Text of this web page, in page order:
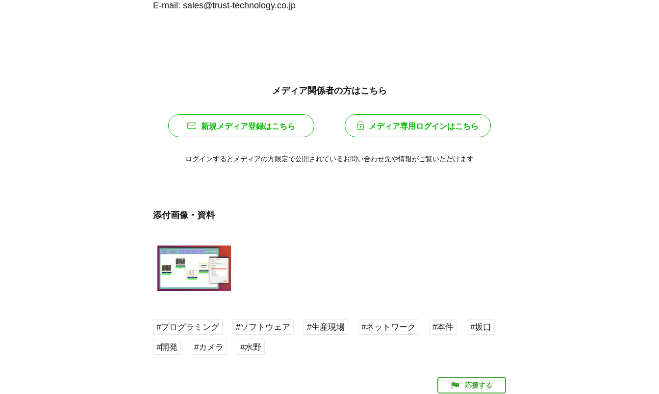
E-mail: sales@trust-technology.co.jp
メディア関係者の方はこちら
新規メディア登録はこちら メディア専用ログインはこちら
ログインするとメディアの方限定で公開されているお問い合わせ先や情報がご覧いただけます
添付画像・資料
#プログラミング #ソフトウェア #生産現場 #ネットワーク #本件 #坂口
#開発 #カメラ #水野
応援する